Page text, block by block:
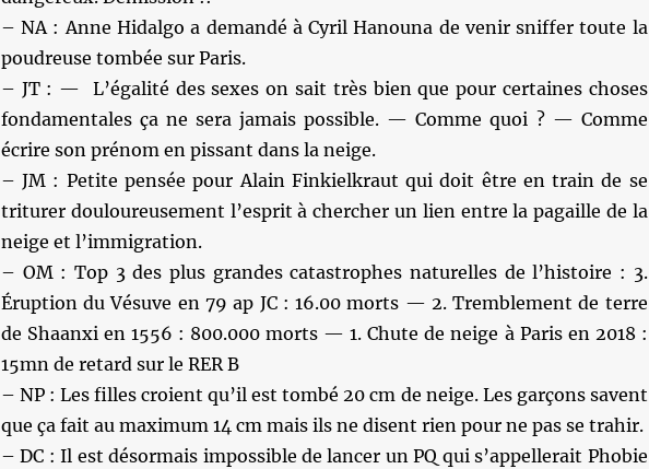
– NA : Anne Hidalgo a demandé à Cyril Hanouna de venir sniffer toute la
poudreuse tombée sur Paris.
– JT : — L’égalité des sexes on sait très bien que pour certaines choses
fondamentales ça ne sera jamais possible. — Comme quoi ? — Comme
écrire son prénom en pissant dans la neige.
– JM : Petite pensée pour Alain Finkielkraut qui doit être en train de se
triturer douloureusement l’esprit à chercher un lien entre la pagaille de la
neige et l’immigration.
– OM : Top 3 des plus grandes catastrophes naturelles de l’histoire : 3.
Éruption du Vésuve en 79 ap JC : 16.00 morts — 2. Tremblement de terre
de Shaanxi en 1556 : 800.000 morts — 1. Chute de neige à Paris en 2018 :
15mn de retard sur le RER B
– NP : Les filles croient qu’il est tombé 20 cm de neige. Les garçons savent
que ça fait au maximum 14 cm mais ils ne disent rien pour ne pas se trahir.
– DC : Il est désormais impossible de lancer un PQ qui s’appellerait Phobie